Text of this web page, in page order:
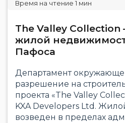
The Valley
жилой
Пафоса
Департамент
разрешение на
проекта «The Valley
KXA Developers Ltd.
возведен в пределах